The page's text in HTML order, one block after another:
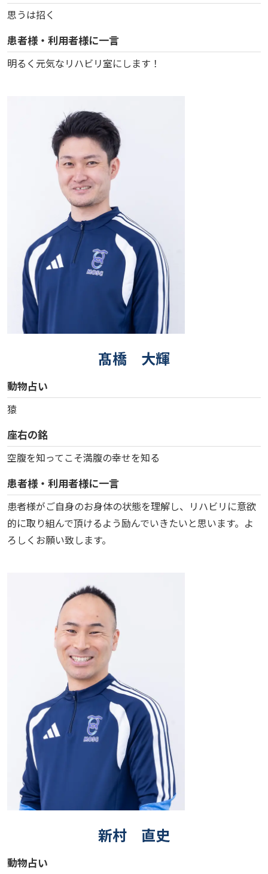
思うは招く
患者様・利用者様に一言
明るく元気なリハビリ室にします！
髙橋 大輝
動物占い
猿
座右の銘
空腹を知ってこそ満腹の幸せを知る
患者様・利用者様に一言
患者様がご自身のお身体の状態を理解し、リハビリに意欲
的に取り組んで頂けるよう励んでいきたいと思います。よ
ろしくお願い致します。
新村 直史
動物占い